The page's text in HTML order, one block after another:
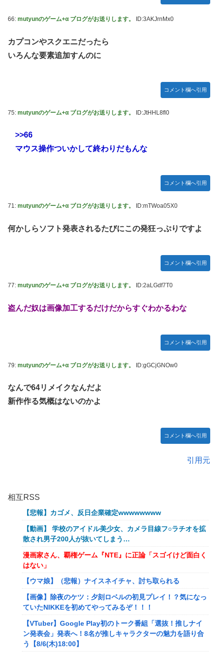
66: mutyunのゲーム+α ブログがお送りします。 ID:3AKJrnMx0
カプコンやスクエニだったら
いろんな要素追加すんのに
コメント欄へ引用
75: mutyunのゲーム+α ブログがお送りします。 ID:JtHHL8fl0
>>66
マウス操作ついかして終わりだもんな
コメント欄へ引用
71: mutyunのゲーム+α ブログがお送りします。 ID:mTWoa05X0
何かしらソフト発表されるたびにこの発狂っぷりですよ
コメント欄へ引用
77: mutyunのゲーム+α ブログがお送りします。 ID:2aLGdf7T0
盗んだ奴は画像加工するだけだからすぐわかるわな
コメント欄へ引用
79: mutyunのゲーム+α ブログがお送りします。 ID:gGCjGNOw0
なんで64リメイクなんだよ
新作作る気概はないのかよ
コメント欄へ引用
引用元
相互RSS
【悲報】カゴメ、反日企業確定wwwwwwww
【動画】 学校のアイドル美少女、カメラ目線フ○ラチオを拡
散され男子200人が抜いてしまう…
漫画家さん、覇権ゲーム『NTE』に正論「スゴイけど面白く
はない」
【ウマ娘】（悲報）ナイスネイチャ、討ち取られる
【画像】除夜のケツ：夕刻ロベルの初見プレイ！？気になっ
ていたNIKKEを初めてやってみるぞ！！！
【VTuber】Google Play初のトーク番組「選抜！推しナイ
ン発表会」発表へ！8名が推しキャラクターの魅力を語り合
う【8/6(木)18:00】